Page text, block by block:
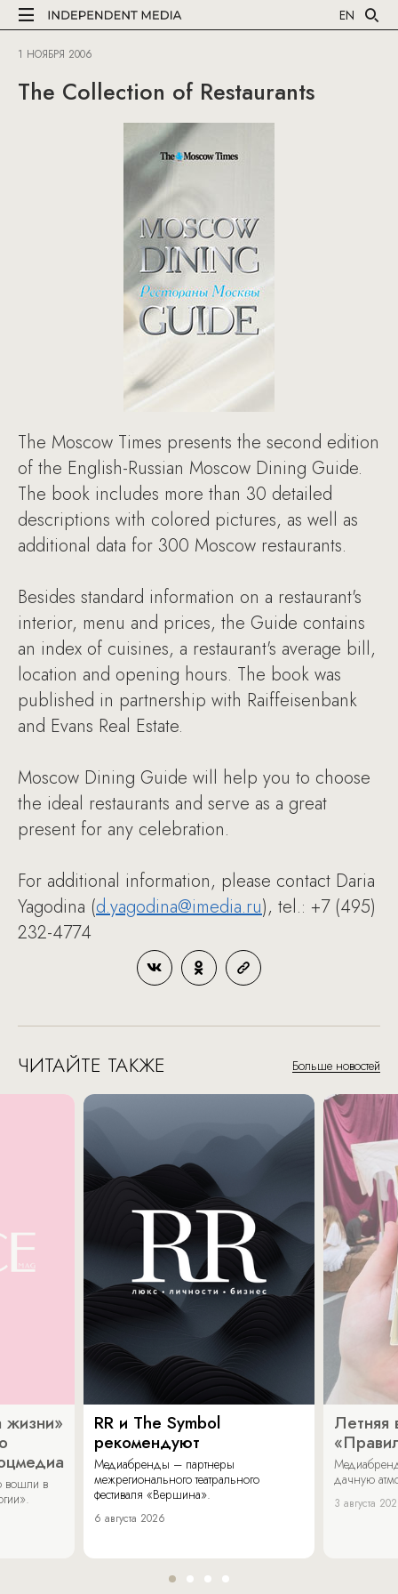
EN
1 НОЯБРЯ 2006
The Collection of Restaurants
The Moscow Times presents the second edition
of the English-Russian Moscow Dining Guide.
The book includes more than 30 detailed
descriptions with colored pictures, as well as
additional data for 300 Moscow restaurants.
Besides standard information on a restaurant's
interior, menu and prices, the Guide contains
an index of cuisines, a restaurant's average bill,
location and opening hours. The book was
published in partnership with Raiffeisenbank
and Evans Real Estate.
Moscow Dining Guide will help you to choose
the ideal restaurants and serve as a great
present for any celebration.
For additional information, please contact Daria
Yagodina (d.yagodina@imedia.ru), tel.: +7 (495)
232-4774
ЧИТАЙТЕ ТАКЖЕ Больше новостей
жизни»
вошли в
RR и The Symbol
рекомендуют
Медиабренды – партнеры
межрегионального театрального
фестиваля «Вершина».
6 августа 2026
Летняя
дачную
3 августа